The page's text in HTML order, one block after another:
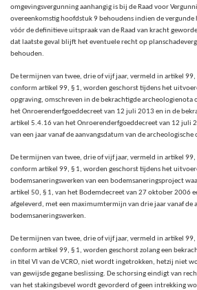
omgevingsvergunning aanhangig is bij de Raad voor
overeenkomstig hoofdstuk 9 behoudens indien de
vóór de definitieve uitspraak van de Raad van kracht
dat laatste geval blijft het eventuele recht op
behouden.
De termijnen van twee, drie of vijf jaar, vermeld in artikel
conform artikel 99, § 1, worden geschorst tijdens het
opgraving, omschreven in de bekrachtigde archeologienota
het Onroerenderfgoeddecreet van 12 juli 2013 en in de
artikel 5.4.16 van het Onroerenderfgoeddecreet van 12 juli
van een jaar vanaf de aanvangsdatum van de archeologische
De termijnen van twee, drie of vijf jaar, vermeld in artikel
conform artikel 99, § 1, worden geschorst tijdens het
bodemsaneringswerken van een bodemsaneringsproject
artikel 50, § 1, van het Bodemdecreet van 27 oktober 2006
afgeleverd, met een maximumtermijn van drie jaar vanaf de
bodemsaneringswerken.
De termijnen van twee, drie of vijf jaar, vermeld in artikel
conform artikel 99, § 1, worden geschorst zolang een
in titel VI van de VCRO, niet wordt ingetrokken, hetzij niet
van gewijsde gegane beslissing. De schorsing eindigt van
van het stakingsbevel wordt gevorderd of geen intrekking